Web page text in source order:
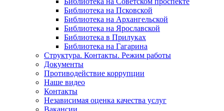
Библиотека на Псковской
Библиотека на Архангельской
Библиотека на Ярославской
Библиотека в Прилуках
Библиотека на Гагарина
Структура. Контакты. Режим работы
Документы
Противодействие коррупции
Наше видео
Контакты
Независимая оценка качества услуг
Вакансии